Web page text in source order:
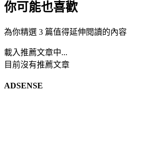
你可能也喜歡
為你精選 3 篇值得延伸閱讀的內容
載入推薦文章中...
目前沒有推薦文章
ADSENSE